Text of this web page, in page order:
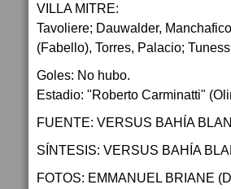
VILLA MITRE:
Tavoliere; Dauwalder,
(Fabello), Torres, Palacio;
Goles: No hubo.
Estadio: "Roberto Carminatti"
FUENTE: VERSUS BAHÍA
SÍNTESIS: VERSUS BAHÍA
FOTOS: EMMANUEL BRIANE